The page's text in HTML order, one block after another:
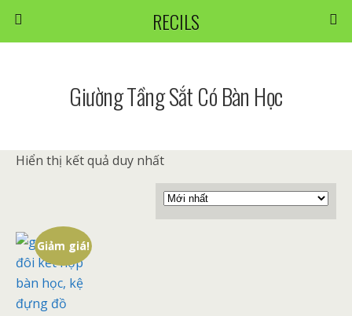
RECILS
Giường Tầng Sắt Có Bàn Học
Hiển thị kết quả duy nhất
Giảm giá!